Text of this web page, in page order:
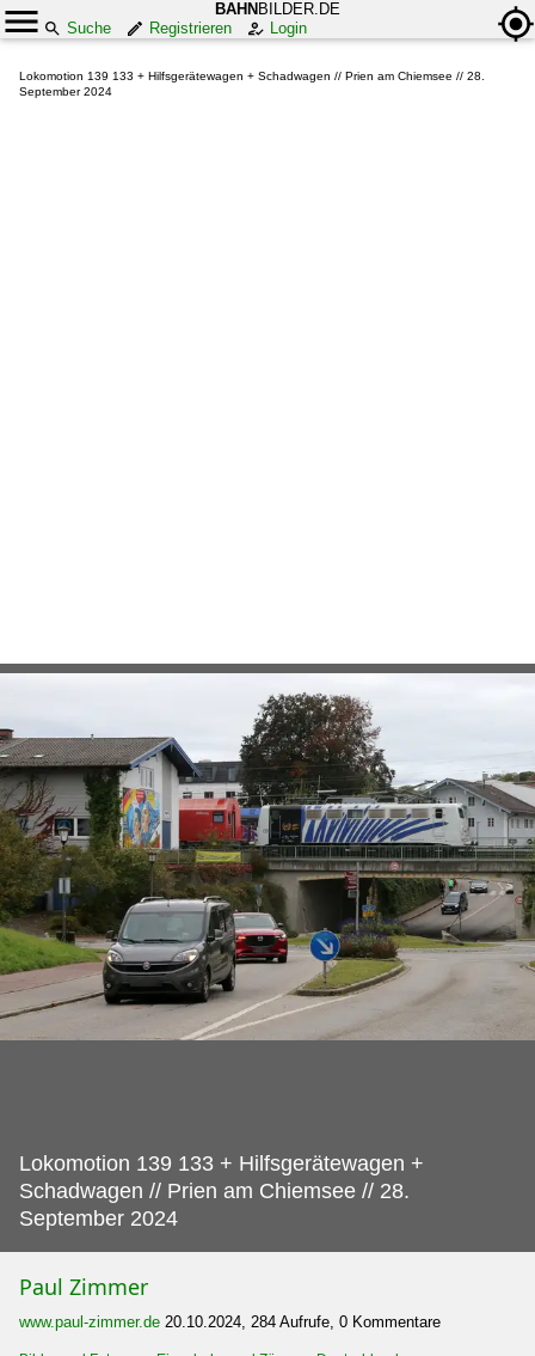
BAHN BILDER.DE
Suche
Registrieren Login
Lokomotion 139 133 + Hilfsgerätewagen + Schadwagen // Prien am Chiemsee // 28.
September 2024
Lokomotion 139 133 + Hilfsgerätewagen +
Schadwagen // Prien am Chiemsee // 28.
September 2024
Paul Zimmer
www.paul-zimmer.de 20.10.2024, 284 Aufrufe, 0 Kommentare